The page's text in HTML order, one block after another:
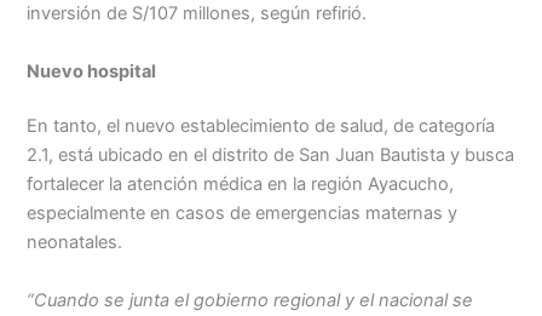
inversión de S/107 millones, según refirió.
Nuevo hospital
En tanto, el nuevo establecimiento de salud, de categoría
2.1, está ubicado en el distrito de San Juan Bautista y busca
fortalecer la atención médica en la región Ayacucho,
especialmente en casos de emergencias maternas y
neonatales.
“Cuando se junta el gobierno regional y el nacional se